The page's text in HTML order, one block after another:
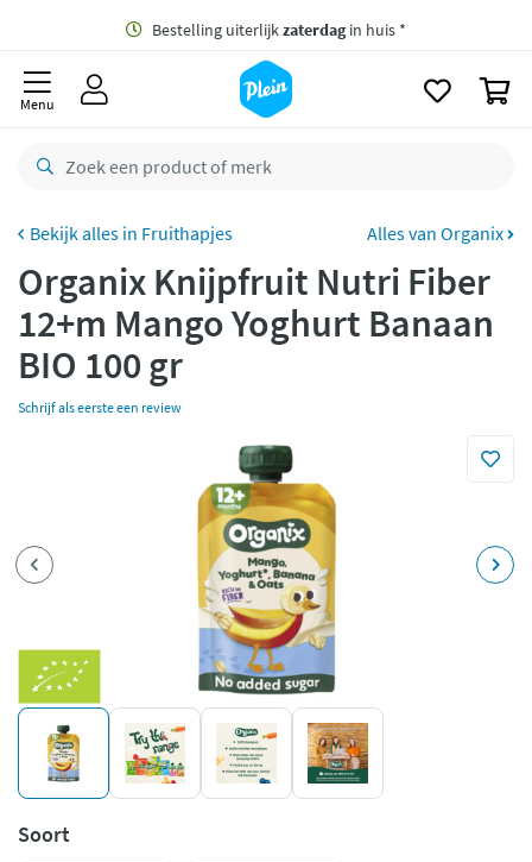
Gratis bezorging vanaf 35,- *
Bestelling uiterlijkzaterdag
retourneren
CO2 neutraal
Betaal met Klarna
Menu
Fruithapjes Alles van Organix
Organix Knijpfruit Nutri Fiber
12+m Mango Yoghurt Banaan
BIO 100 gr
Schrijf als eerste een review
Soort